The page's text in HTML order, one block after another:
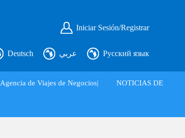
Iniciar Sesión/Registrar
Deutsch عربي Русский язык
Agencia de Viajes de Negocios| NOTICIAS DE